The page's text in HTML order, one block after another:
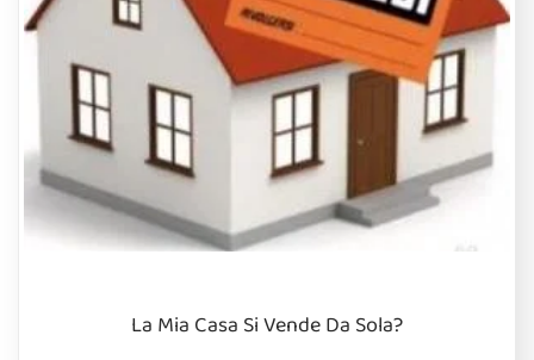
La Mia Casa Si Vende Da Sola?